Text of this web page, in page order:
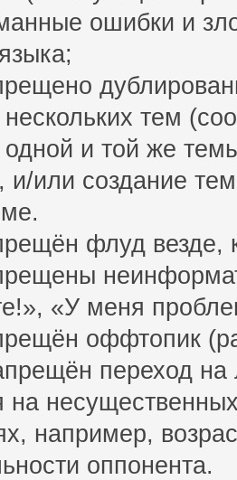
ошибки и
нескольких тем
одной и той же
и/или создание
флуд везде,
«У меня
оффтопик
переход на
на
например,
оппонента.